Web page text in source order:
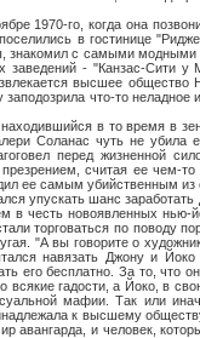
го, когда она
в гостинице
знакомил с самыми модными
- "Канзас-Сити у
высшее
что-то неладное
в то время в
Соланас чуть не убила
перед жизненной
считая ее чем-то
ее самым убийственным из
шанс заработать
в честь новоявленных нью-
торговаться по поводу
"А вы говорите о
навязать Джону и
его бесплатно. За то, что
всякие гадости, а Йоко, в
мафии. Так или
к высшему
авангарда, и человек,